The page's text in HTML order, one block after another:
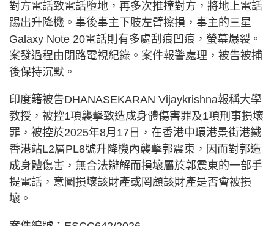
對方電話致電話墮地，再多次推撞對方，將地上電話
踢出升降機。事後事主下肢左臂擦損，事主的三星
Galaxy Note 20電話則有多處刮痕凹痕，螢幕爆裂。
案發過程由閉路電視紀錄。案件報警處理，被告被捕
後保持沉默。
印度籍被告DHANASEKARAN Vijaykrishna報稱大學
教授，被控1項襲擊致造成身體傷害罪及1項刑事損壞
罪，被控於2025年8月17日，在香港中環港景街港鐵
香港站L2層PL8號升降機內襲擊郭震東，因而對郭造
成身體傷害，無合法辯解而損壞屬於郭震東的一部手
提電話，意圖損壞該財產或罔顧該財產是否會被損
壞。